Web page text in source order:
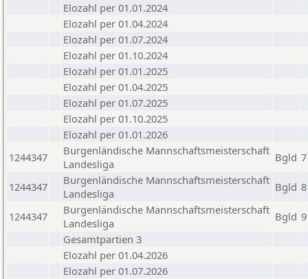
Elozahl per 01.01.2024
Elozahl per 01.04.2024
Elozahl per 01.07.2024
Elozahl per 01.10.2024
Elozahl per 01.01.2025
Elozahl per 01.04.2025
Elozahl per 01.07.2025
Elozahl per 01.10.2025
Elozahl per 01.01.2026
1244347
Burgenländische Mannschaftsmeisterschaft
Landesliga
Bgld 7
1244347
Burgenländische Mannschaftsmeisterschaft
Landesliga
Bgld 8
1244347
Burgenländische Mannschaftsmeisterschaft
Landesliga
Bgld 9
Gesamtpartien 3
Elozahl per 01.04.2026
Elozahl per 01.07.2026